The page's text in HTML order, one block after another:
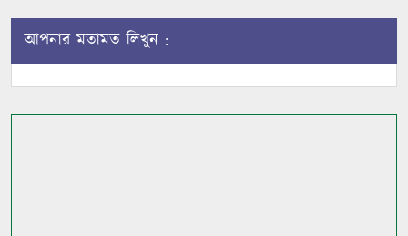
আপনার মতামত লিখুন :